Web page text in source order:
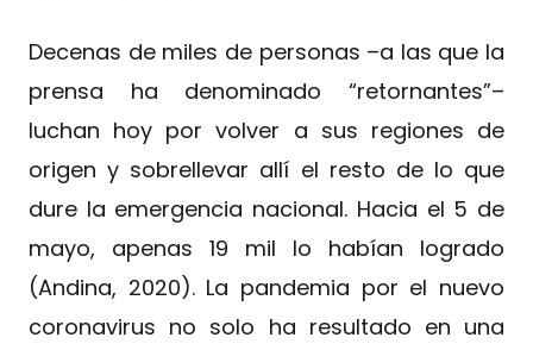
Decenas de miles de personas –a las que la
prensa ha denominado “retornantes”–
luchan hoy por volver a sus regiones de
origen y sobrellevar allí el resto de lo que
dure la emergencia nacional. Hacia el 5 de
mayo, apenas 19 mil lo habían logrado
(Andina, 2020). La pandemia por el nuevo
coronavirus no solo ha resultado en una